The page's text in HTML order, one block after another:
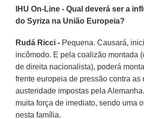
IHU On-Line - Qual deverá ser a
do Syriza na União Europeia?
Rudá Ricci - Pequena. Causará,
incômodo. E pela coalizão montada
de direita nacionalista), poderá
frente europeia de pressão contra as
austeridade impostas pela
muita força de imediato, sendo uma
nesta família.